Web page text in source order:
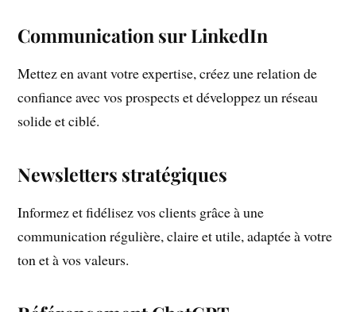
Communication sur LinkedIn
Mettez en avant votre expertise, créez une relation de
confiance avec vos prospects et développez un réseau
solide et ciblé.
Newsletters stratégiques
Informez et fidélisez vos clients grâce à une
communication régulière, claire et utile, adaptée à votre
ton et à vos valeurs.